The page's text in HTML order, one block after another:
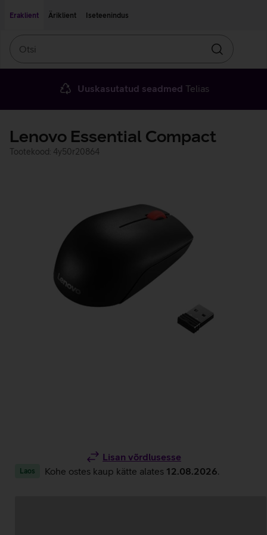
Eraklient
Äriklient Iseteenindus
Otsin
Uuskasutatud seadmed Telias
Lenovo Essential Compact
Tootekood: 4y50r20864
Lisan võrdlusesse
Laos Kohe ostes kaup kätte alates 12.08.2026